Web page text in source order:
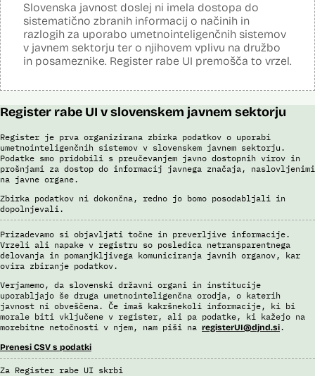
Slovenska javnost doslej ni imela dostopa do
sistematično zbranih informacij o načinih in
razlogih za uporabo umetnointeligenčnih sistemov
v javnem sektorju ter o njihovem vplivu na družbo
in posameznike. Register rabe UI premošča to vrzel.
Register rabe UI v slovenskem javnem sektorju
Register je prva organizirana zbirka podatkov o uporabi
umetnointeligenčnih sistemov v slovenskem javnem sektorju.
Podatke smo pridobili s preučevanjem javno dostopnih virov in
prošnjami za dostop do informacij javnega značaja, naslovljenimi
na javne organe.
Zbirka podatkov ni dokončna, redno jo bomo posodabljali in
dopolnjevali.
Prizadevamo si objavljati točne in preverljive informacije.
Vrzeli ali napake v registru so posledica netransparentnega
delovanja in pomanjkljivega komuniciranja javnih organov, kar
ovira zbiranje podatkov.
Verjamemo, da slovenski državni organi in institucije
uporabljajo še druga umetnointeligenčna orodja, o katerih
javnost ni obveščena. Če imaš kakršnekoli informacije, ki bi
morale biti vključene v register, ali pa podatke, ki kažejo na
morebitne netočnosti v njem, nam piši na registerUI@djnd.si.
Prenesi CSV s podatki
Za Register rabe UI skrbi